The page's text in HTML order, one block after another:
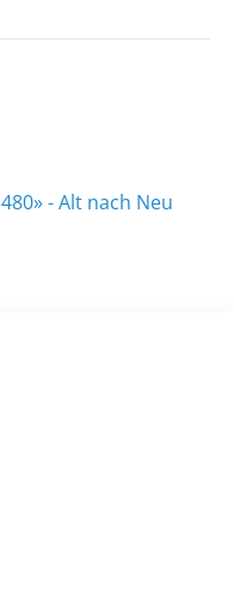
- Alt nach Neu